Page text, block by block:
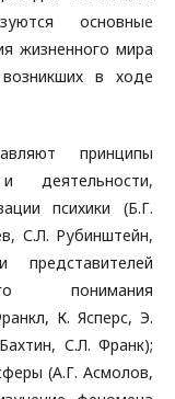
основные
жизненного мира
в ходе
принципы
деятельности,
психики (Б.Г.
С.Л. Рубинштейн,
понимания
К. Ясперс, Э.
С.Л. Франк);
(А.Г. Асмолов,